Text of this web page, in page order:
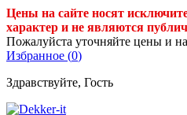
Цены на сайте носят
характер и не являются
Пожалуйста уточняйте цены и
Избранное (0)
Здравствуйте, Гость